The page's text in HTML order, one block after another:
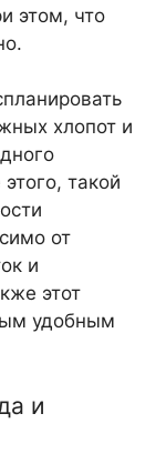
этом, что
хлопот и
такой
от
и
этот
удобным
и